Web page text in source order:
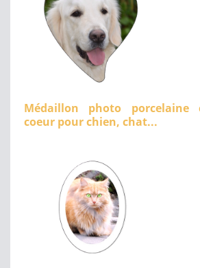
Médaillon photo porcelaine
coeur pour chien, chat...